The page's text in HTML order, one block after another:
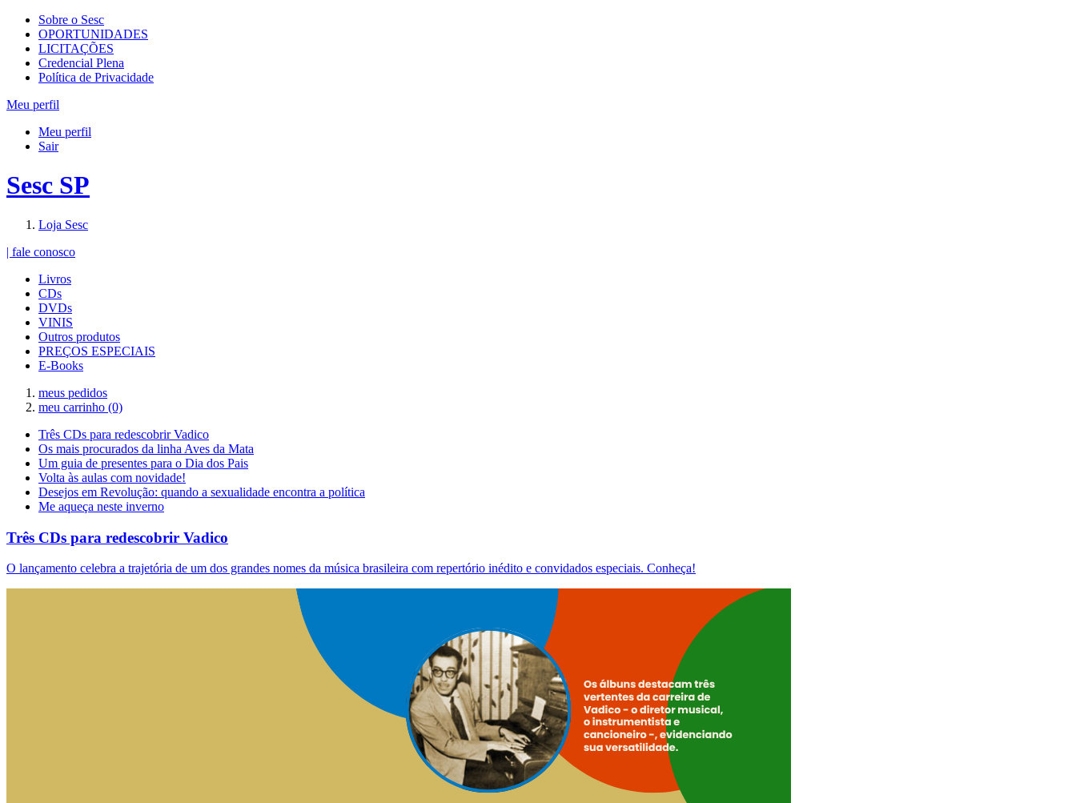
Sobre o Sesc
OPORTUNIDADES
LICITAÇÕES
Credencial Plena
Política de Privacidade
Meu perfil
Meu perfil
Sair
Sesc SP
Loja Sesc
| fale conosco
Livros
CDs
DVDs
VINIS
Outros produtos
PREÇOS ESPECIAIS
E-Books
meus pedidos
meu carrinho (0)
Três CDs para redescobrir Vadico
Os mais procurados da linha Aves da Mata
Um guia de presentes para o Dia dos Pais
Volta às aulas com novidade!
Desejos em Revolução: quando a sexualidade encontra a política
Me aqueça neste inverno
Três CDs para redescobrir Vadico
O lançamento celebra a trajetória de um dos grandes nomes da música brasileira com repertório inédito e convidados especiais. Conheça!